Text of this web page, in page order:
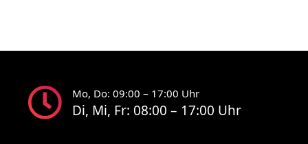
Mo, Do: 09:00 – 17:00 Uhr
Di, Mi, Fr: 08:00 – 17:00 Uhr